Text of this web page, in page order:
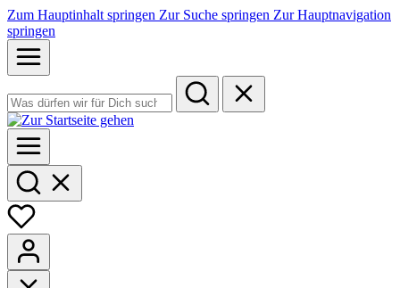
Zum Hauptinhalt springen Zur Suche springen Zur Hauptnavigation
springen